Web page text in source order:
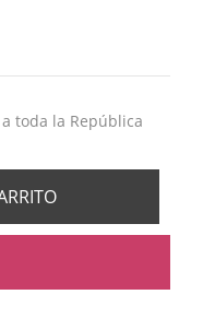
toda la República